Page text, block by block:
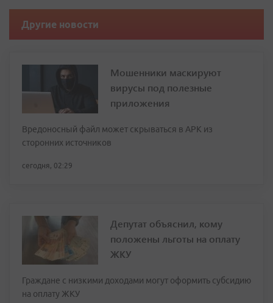
Другие новости
Мошенники маскируют
вирусы под полезные
приложения
Вредоносный файл может скрываться в APK из
сторонних источников
сегодня, 02:29
Депутат объяснил, кому
положены льготы на оплату
ЖКУ
Граждане с низкими доходами могут оформить субсидию
на оплату ЖКУ